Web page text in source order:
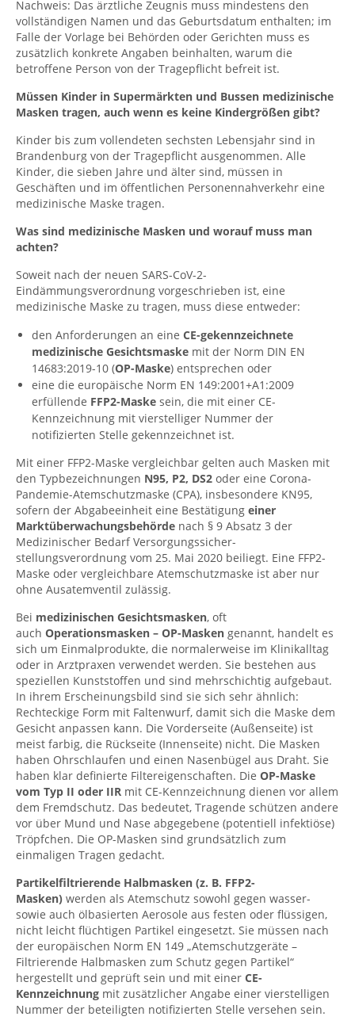
Nachweis: Das ärztliche Zeugnis muss mindestens den
vollständigen Namen und das Geburtsdatum enthalten; im
Falle der Vorlage bei Behörden oder Gerichten muss es
zusätzlich konkrete Angaben beinhalten, warum die
betroffene Person von der Tragepflicht befreit ist.
Müssen Kinder in Supermärkten und Bussen medizinische
Masken tragen, auch wenn es keine Kindergrößen gibt?
Kinder bis zum vollendeten sechsten Lebensjahr sind in
Brandenburg von der Tragepflicht ausgenommen. Alle
Kinder, die sieben Jahre und älter sind, müssen in
Geschäften und im öffentlichen Personennahverkehr eine
medizinische Maske tragen.
Was sind medizinische Masken und worauf muss man
achten?
Soweit nach der neuen SARS-CoV-2-
Eindämmungsverordnung vorgeschrieben ist, eine
medizinische Maske zu tragen, muss diese entweder:
den Anforderungen an eine CE-gekennzeichnete
medizinische Gesichtsmaske mit der Norm DIN EN
14683:2019-10 (OP-Maske) entsprechen oder
eine die europäische Norm EN 149:2001+A1:2009
erfüllende FFP2-Maske sein, die mit einer CE-
Kennzeichnung mit vierstelliger Nummer der
notifizierten Stelle gekennzeichnet ist.
Mit einer FFP2-Maske vergleichbar gelten auch Masken mit
den Typbezeichnungen N95, P2, DS2 oder eine Corona-
Pandemie-Atemschutzmaske (CPA), insbesondere KN95,
sofern der Abgabeeinheit eine Bestätigung einer
Marktüberwachungsbehörde nach § 9 Absatz 3 der
Medizinischer Bedarf Versorgungssicher-
stellungsverordnung vom 25. Mai 2020 beiliegt. Eine FFP2-
Maske oder vergleichbare Atemschutzmaske ist aber nur
ohne Ausatemventil zulässig.
Bei medizinischen Gesichtsmasken, oft
auch Operationsmasken – OP-Masken genannt, handelt es
sich um Einmalprodukte, die normalerweise im Klinikalltag
oder in Arztpraxen verwendet werden. Sie bestehen aus
speziellen Kunststoffen und sind mehrschichtig aufgebaut.
In ihrem Erscheinungsbild sind sie sich sehr ähnlich:
Rechteckige Form mit Faltenwurf, damit sich die Maske dem
Gesicht anpassen kann. Die Vorderseite (Außenseite) ist
meist farbig, die Rückseite (Innenseite) nicht. Die Masken
haben Ohrschlaufen und einen Nasenbügel aus Draht. Sie
haben klar definierte Filtereigenschaften. Die OP-Maske
vom Typ II oder IIR mit CE-Kennzeichnung dienen vor allem
dem Fremdschutz. Das bedeutet, Tragende schützen andere
vor über Mund und Nase abgegebene (potentiell infektiöse)
Tröpfchen. Die OP-Masken sind grundsätzlich zum
einmaligen Tragen gedacht.
Partikelfiltrierende Halbmasken (z. B. FFP2-
Masken) werden als Atemschutz sowohl gegen wasser-
sowie auch ölbasierten Aerosole aus festen oder flüssigen,
nicht leicht flüchtigen Partikel eingesetzt. Sie müssen nach
der europäischen Norm EN 149 „Atemschutzgeräte –
Filtrierende Halbmasken zum Schutz gegen Partikel“
hergestellt und geprüft sein und mit einer CE-
Kennzeichnung mit zusätzlicher Angabe einer vierstelligen
Nummer der beteiligten notifizierten Stelle versehen sein.